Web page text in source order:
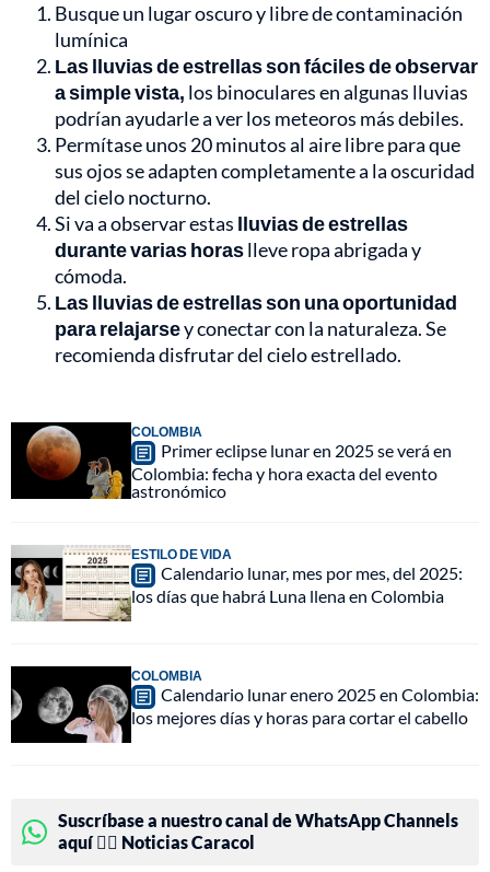
Busque un lugar oscuro y libre de contaminación
lumínica
Las lluvias de estrellas son fáciles de observar
a simple vista, los binoculares en algunas lluvias
podrían ayudarle a ver los meteoros más debiles.
Permítase unos 20 minutos al aire libre para que
sus ojos se adapten completamente a la oscuridad
del cielo nocturno.
Si va a observar estas lluvias de estrellas
durante varias horaslleve ropa abrigada y
cómoda.
Las lluvias de estrellas son una oportunidad
para relajarsey conectar con la naturaleza. Se
recomienda disfrutar del cielo estrellado.
COLOMBIA
Primer eclipse lunar en 2025 se verá en
Colombia: fecha y hora exacta del evento
astronómico
ESTILO DE VIDA
Calendario lunar, mes por mes, del 2025:
los días que habrá Luna llena en Colombia
COLOMBIA
Calendario lunar enero 2025 en Colombia:
los mejores días y horas para cortar el cabello
Suscríbase a nuestro canal de WhatsApp Channels
aquí 👉🏻 Noticias Caracol